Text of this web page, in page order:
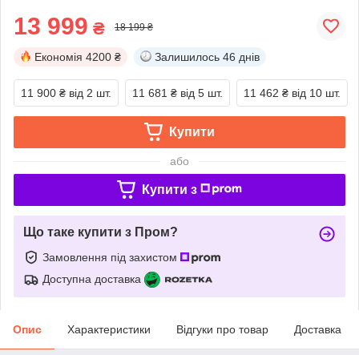
13 999 ₴ 18 199 ₴
Економія 4200 ₴ Залишилось 46 днів
11 900 ₴ від 2 шт. 11 681 ₴ від 5 шт. 11 462 ₴ від 10 шт.
Купити
або
Купити з
Що таке купити з Пром?
Замовлення під захистом
Доступна доставка
Опис Характеристики Відгуки про товар Доставка